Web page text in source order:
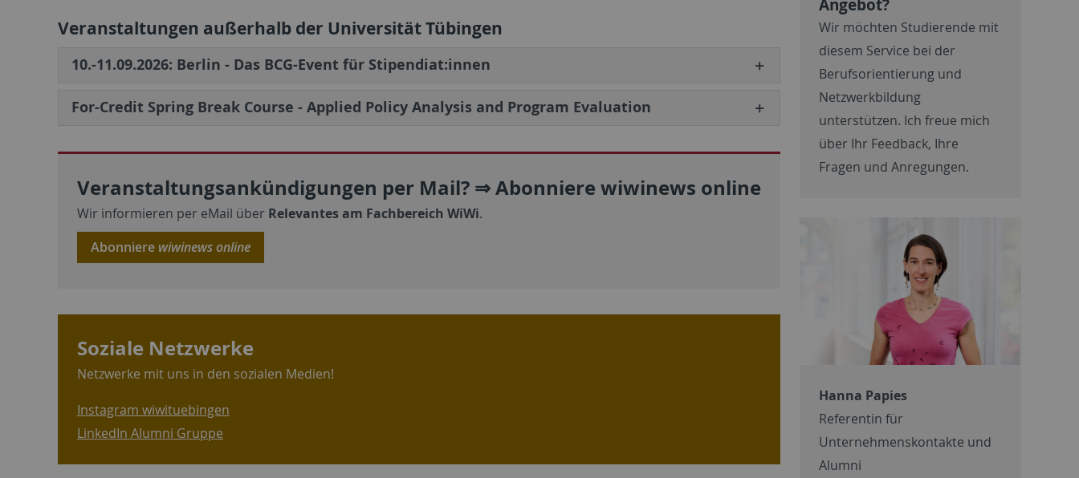
Veranstaltungen außerhalb der Universität Tübingen
10.-11.09.2026: Berlin - Das BCG-Event für Stipendiat:innen
For-Credit Spring Break Course - Applied Policy Analysis and Program Evaluation
Veranstaltungsankündigungen per Mail? ⇒ Abonniere wiwinews online
Wir informieren per eMail über Relevantes am Fachbereich WiWi.
Abonniere wiwinews online
Soziale Netzwerke
Netzwerke mit uns in den sozialen Medien!
Instagram wiwituebingen
LinkedIn Alumni Gruppe
Wir möchten Studierende mit
diesem Service bei der
Berufsorientierung und
Netzwerkbildung
unterstützen. Ich freue mich
über Ihr Feedback, Ihre
Fragen und Anregungen.
Hanna Papies
Referentin für
Unternehmenskontakte und
Alumni